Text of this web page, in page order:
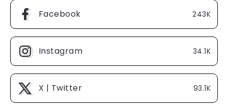
Facebook 243K
Instagram 34.1K
X | Twitter 93.1K